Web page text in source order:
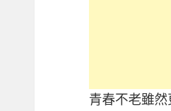
青春不老雖